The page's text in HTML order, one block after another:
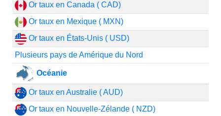
Or taux en Canada ( CAD)
Or taux en Mexique ( MXN)
Or taux en États-Unis ( USD)
Plusieurs pays de Amérique du Nord
Océanie
Or taux en Australie ( AUD)
Or taux en Nouvelle-Zélande ( NZD)